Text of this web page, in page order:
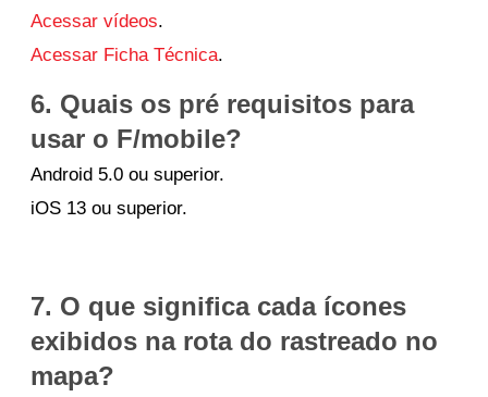
Acessar vídeos.
Acessar Ficha Técnica.
6. Quais os pré requisitos para
usar o F/mobile?
Android 5.0 ou superior.
iOS 13 ou superior.
7. O que significa cada ícones
exibidos na rota do rastreado no
mapa?